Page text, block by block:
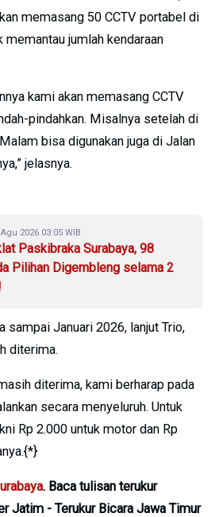
memasang 50 CCTV portabel di
jumlah kendaraan
kami akan memasang CCTV
pindahkan. Misalnya setelah di
bisa digunakan juga di Jalan
jelasnya.
2026 03:05 WIB
Paskibraka Surabaya, 98
Pilihan Digembleng selama 2
sampai Januari 2026, lanjut Trio,
diterima.
diterima, kami berharap pada
secara menyeluruh. Untuk
Rp 2.000 untuk motor dan Rp
. Baca tulisan terukur
Jatim - Terukur Bicara Jawa Timur